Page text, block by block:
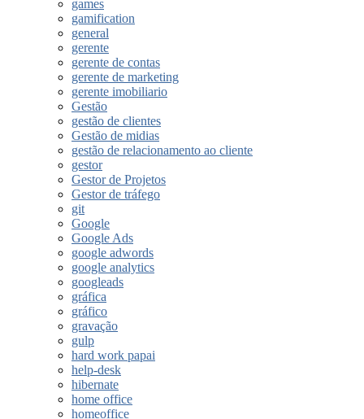
games
gamification
general
gerente
gerente de contas
gerente de marketing
gerente imobiliario
Gestão
gestão de clientes
Gestão de midias
gestão de relacionamento ao cliente
gestor
Gestor de Projetos
Gestor de tráfego
git
Google
Google Ads
google adwords
google analytics
googleads
gráfica
gráfico
gravação
gulp
hard work papai
help-desk
hibernate
home office
homeoffice